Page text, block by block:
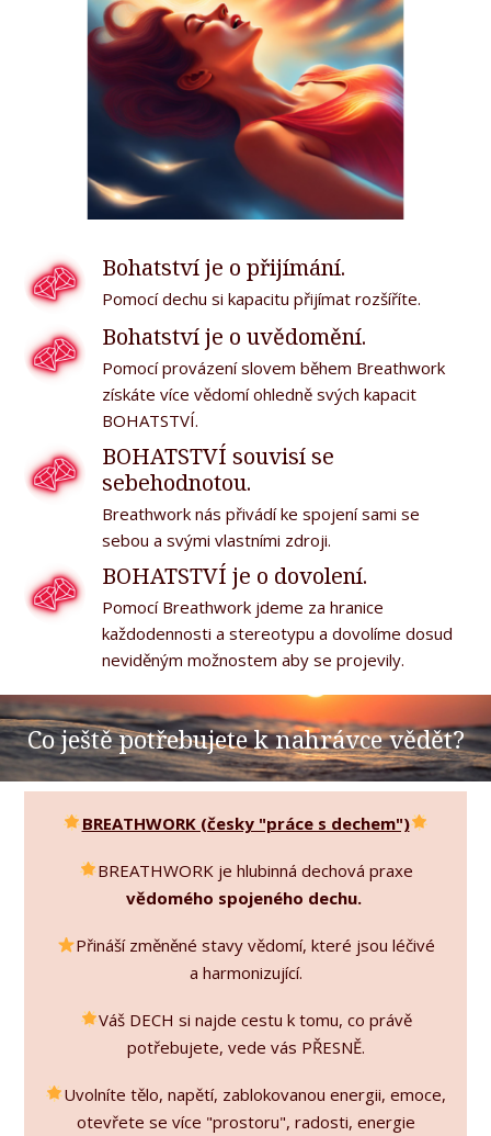
Bohatství je o přijímání.
Pomocí dechu si kapacitu přijímat rozšíříte.
Bohatství je o uvědomění.
Pomocí provázení slovem během Breathwork
získáte více vědomí ohledně svých kapacit
BOHATSTVÍ.
BOHATSTVÍ souvisí se
sebehodnotou.
Breathwork nás přivádí ke spojení sami se
sebou a svými vlastními zdroji.
BOHATSTVÍ je o dovolení.
Pomocí Breathwork jdeme za hranice
každodennosti a stereotypu a dovolíme dosud
neviděným možnostem aby se projevily.
Co ještě potřebujete k nahrávce vědět?
BREATHWORK (česky "práce s dechem")
BREATHWORK je hlubinná dechová praxe
vědomého spojeného dechu.
Přináší změněné stavy vědomí, které jsou léčivé
a harmonizující.
Váš DECH si najde cestu k tomu, co právě
potřebujete, vede vás PŘESNĚ.
Uvolníte tělo, napětí, zablokovanou energii, emoce,
otevřete se více "prostoru", radosti, energie